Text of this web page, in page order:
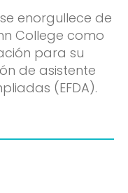
enorgullece de
College como
para su
de asistente
(EFDA).